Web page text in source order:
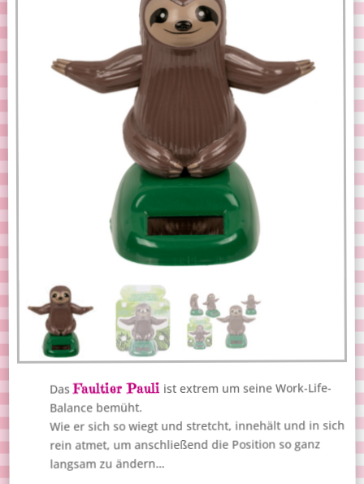
DasFaultier Pauli ist extrem um seine Work-Life-
Balance bemüht.
Wie er sich so wiegt und stretcht, innehält und in sich
rein atmet, um anschließend die Position so ganz
langsam zu ändern…